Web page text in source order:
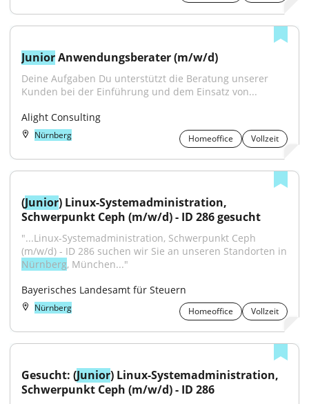
Junior Anwendungsberater (m/w/d)
Deine Aufgaben Du unterstützt die Beratung unserer
Kunden bei der Einführung und dem Einsatz von...
Alight Consulting
Nürnberg Homeoffice Vollzeit
(Junior) Linux-Systemadministration,
Schwerpunkt Ceph (m/w/d) - ID 286 gesucht
"...Linux-Systemadministration, Schwerpunkt Ceph
Nürnberg, München..."
Bayerisches Landesamt für Steuern
Nürnberg Homeoffice Vollzeit
Gesucht: (Junior) Linux-Systemadministration,
Schwerpunkt Ceph (m/w/d) - ID 286